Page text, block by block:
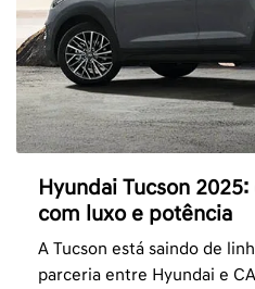
Hyundai Tucson
com luxo e potência
A Tucson está saindo de
parceria entre Hyundai e